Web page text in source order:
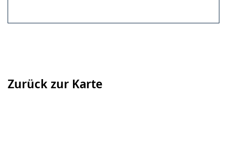
Zurück zur Karte